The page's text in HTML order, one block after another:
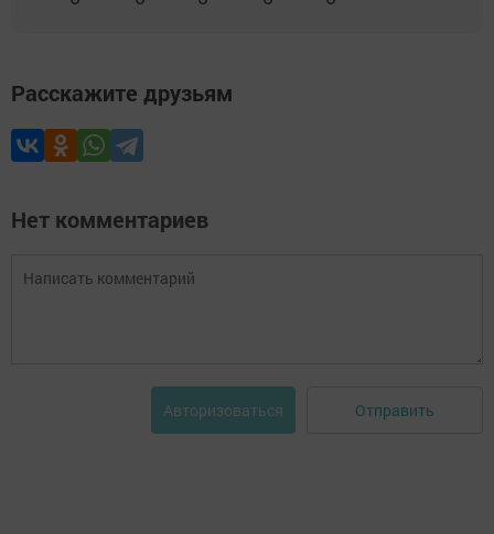
Расскажите друзьям
Нет комментариев
Авторизоваться Отправить